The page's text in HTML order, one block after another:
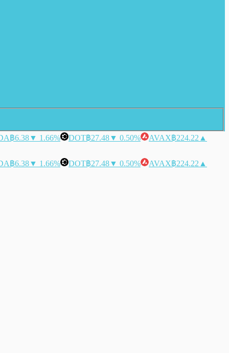
฿6.38▼ 1.66% DOT฿27.48▼ 0.50% AVAX฿224.22 ▲
฿6.38▼ 1.66% DOT฿27.48▼ 0.50% AVAX฿224.22 ▲